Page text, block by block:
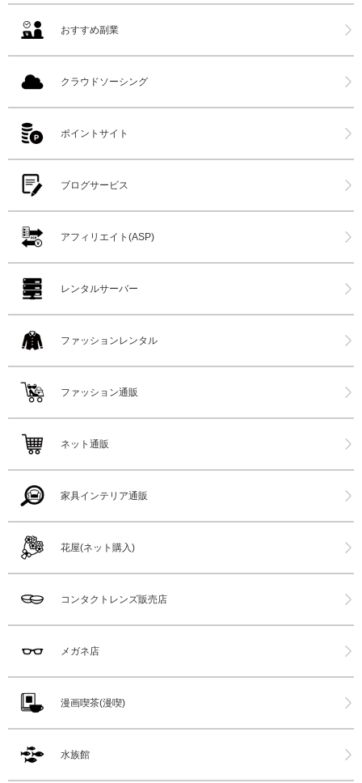
おすすめ副業
クラウドソーシング
ポイントサイト
ブログサービス
アフィリエイト(ASP)
レンタルサーバー
ファッションレンタル
ファッション通販
ネット通販
家具インテリア通販
花屋(ネット購入)
コンタクトレンズ販売店
メガネ店
漫画喫茶(漫喫)
水族館